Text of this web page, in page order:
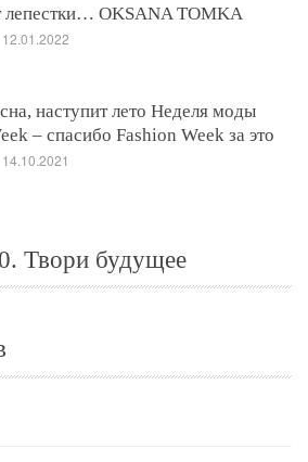
лепестки… OKSANA TOMKA
12.01.2022
наступит лето Неделя моды
– спасибо Fashion Week за это
14.10.2021
Твори будущее